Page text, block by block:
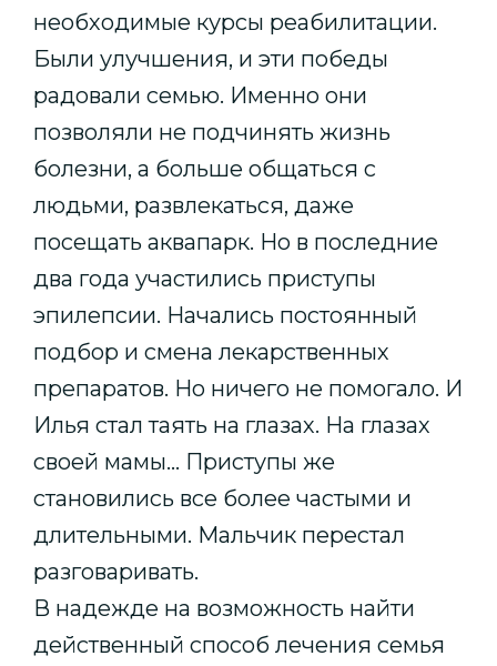
необходимые курсы реабилитации.
Были улучшения, и эти победы
радовали семью. Именно они
позволяли не подчинять жизнь
болезни, а больше общаться с
людьми, развлекаться, даже
посещать аквапарк. Но в последние
два года участились приступы
эпилепсии. Начались постоянный
подбор и смена лекарственных
препаратов. Но ничего не помогало. И
Илья стал таять на глазах. На глазах
своей мамы... Приступы же
становились все более частыми и
длительными. Мальчик перестал
разговаривать.
В надежде на возможность найти
действенный способ лечения семья